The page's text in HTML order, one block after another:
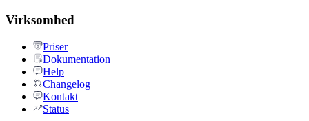
Virksomhed
Priser
Dokumentation
Help
Changelog
Kontakt
Status